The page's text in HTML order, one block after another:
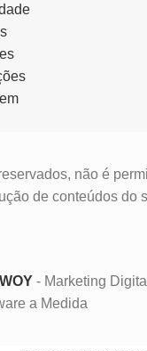
não é
de conteúdos do
WOY - Marketing
a Medida